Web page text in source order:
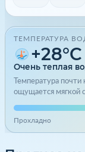
ТЕМПЕРАТУРА
+28°C
Очень теплая
Температура почти
ощущается мягкой
Прохладно